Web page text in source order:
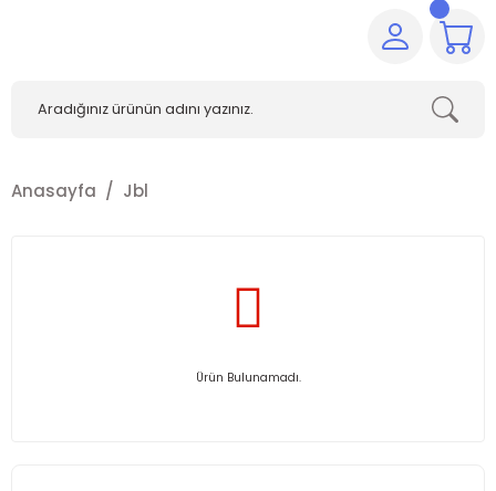
Anasayfa Jbl
Ürün Bulunamadı.